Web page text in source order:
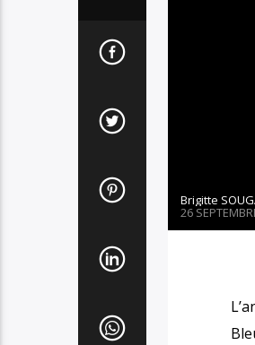
Brigitte
26